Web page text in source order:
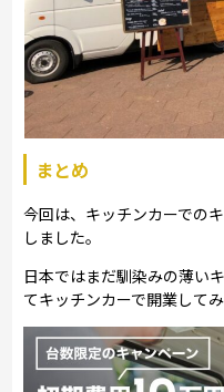
まとめ
今回は、キッチンカーでの
しました。
日本ではまだ馴染みの薄い
てキッチンカーで開業して